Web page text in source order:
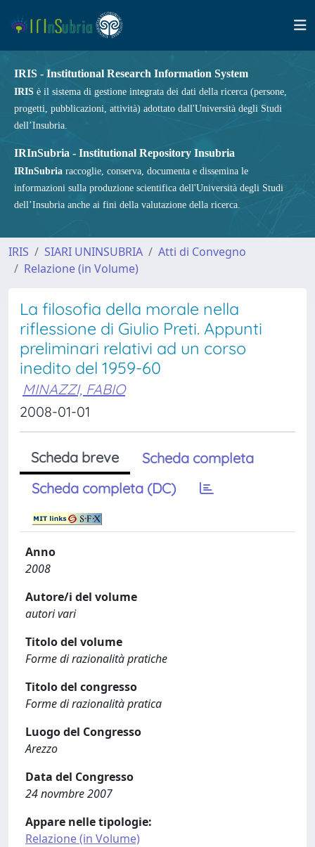
IRIS - Institutional Research Information System
IRIS è il sistema di gestione integrata dei dati della ricerca (persone,
progetti, pubblicazioni, attività) adottato dall'Università degli Studi
dell’Insubria.
IRInSubria - Institutional Repository Insubria
IRInSubria raccoglie, conserva, documenta e dissemina le
informazioni sulla produzione scientifica dell'Università degli Studi
dell’Insubria anche ai fini della valutazione della ricerca.
IRIS SIARI UNINSUBRIA
Atti di Convegno
Relazione (in Volume)
La filosofia della morale nella
riflessione di Giulio Preti. Appunti
preliminari relativi ad un corso
inedito del 1959-60
MINAZZI, FABIO
2008-01-01
Scheda breve
Scheda completa
Scheda completa (DC)
Anno
2008
Autore/i del volume
autori vari
Titolo del volume
Forme di razionalità pratiche
Titolo del congresso
Forme di razionalità pratica
Luogo del Congresso
Arezzo
Data del Congresso
24 novmbre 2007
Appare nelle tipologie:
Relazione (in Volume)